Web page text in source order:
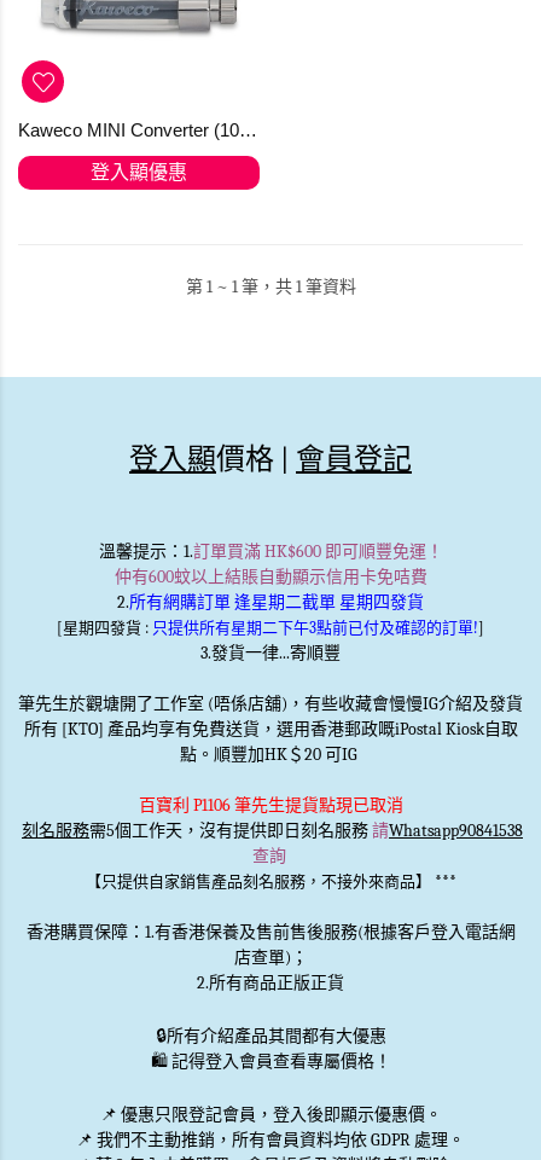
Kaweco MINI Converter (10001349) 迷你吸墨器 for SPORT
登入顯優惠
第 1 ~ 1 筆，共 1 筆資料
登入顯價格 | 會員登記
溫馨提示：1.訂單買滿 HK$600 即可順豐免運！
仲有600蚊以上結賬自動顯示信用卡免咭費
2.所有網購訂單 逢星期二截單 星期四發貨
[星期四發貨 : 只提供所有星期二下午3點前已付及確認的訂單!]
3.發貨一律...寄順豐
筆先生於觀塘開了工作室 (唔係店舖)，有些收藏會慢慢IG介紹及發貨
所有 [KTO] 產品均享有免費送貨，選用香港郵政嘅iPostal Kiosk自取
點。順豐加HK＄20 可IG
百寶利 P1106 筆先生提貨點現已取消
刻名服務需5個工作天，沒有提供即日刻名服務請Whatsapp90841538
查詢
【只提供自家銷售產品刻名服務，不接外來商品】 ***
香港購買保障：1.有香港保養及售前售後服務(根據客戶登入電話網
店查單)；
2.所有商品正版正貨
🔒所有介紹產品其間都有大優惠
🛍️ 記得登入會員查看專屬價格！
📌 優惠只限登記會員 ，登入後即顯示優惠價。
📌 我們不主動推銷 ，所有會員資料均依 GDPR 處理。